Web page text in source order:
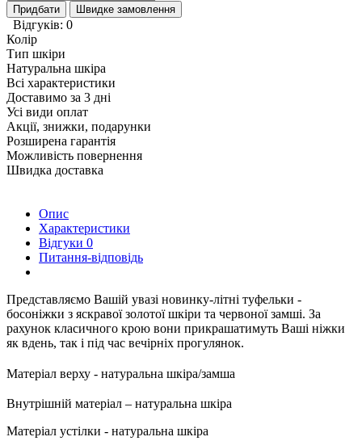
Придбати Швидке замовлення
Відгуків: 0
Колір
Тип шкіри
Натуральна шкіра
Всі характеристики
Доставимо за 3 дні
Усі види оплат
Акції, знижки, подарунки
Розширена гарантія
Можливість повернення
Швидка доставка
Опис
Характеристики
Відгуки 0
Питання-відповідь
Представляємо Вашій увазі новинку-літні туфельки -
босоніжки з яскравої золотої шкіри та червоної замші. За
рахунок класичного крою вони прикрашатимуть Ваші ніжки
як вдень, так і під час вечірніх прогулянок.
Матеріал верху - натуральна шкіра/замша
Внутрішній матеріал – натуральна шкіра
Матеріал устілки - натуральна шкіра